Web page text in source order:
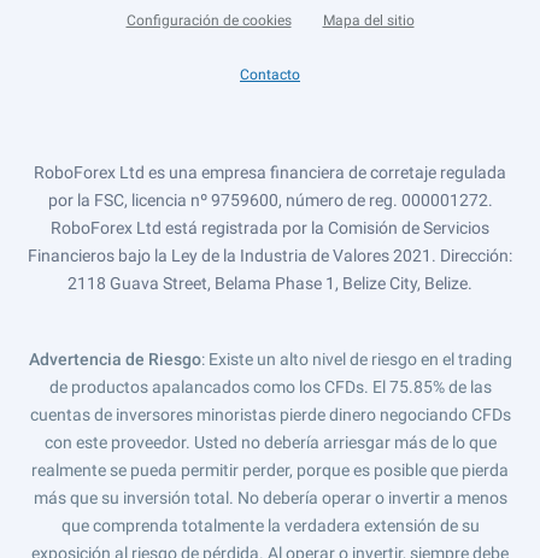
Configuración de cookies Mapa del sitio
Contacto
RoboForex Ltd es una empresa financiera de corretaje regulada
por la FSC, licencia nº 9759600, número de reg. 000001272.
RoboForex Ltd está registrada por la Comisión de Servicios
Financieros bajo la Ley de la Industria de Valores 2021. Dirección:
2118 Guava Street, Belama Phase 1, Belize City, Belize.
Advertencia de Riesgo: Existe un alto nivel de riesgo en el trading
de productos apalancados como los CFDs. El 75.85% de las
cuentas de inversores minoristas pierde dinero negociando CFDs
con este proveedor. Usted no debería arriesgar más de lo que
realmente se pueda permitir perder, porque es posible que pierda
más que su inversión total. No debería operar o invertir a menos
que comprenda totalmente la verdadera extensión de su
exposición al riesgo de pérdida. Al operar o invertir, siempre debe